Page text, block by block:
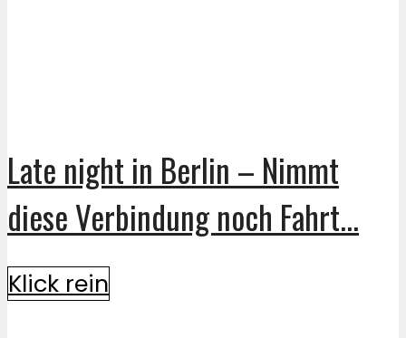
Late night in Berlin – Nimmt
diese Verbindung noch Fahrt...
Klick rein